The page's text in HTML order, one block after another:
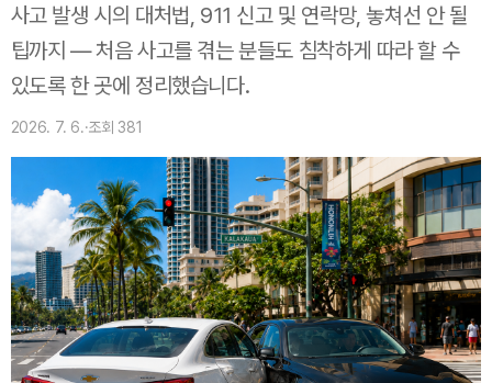
사고 발생 시의 대처법, 911 신고 및 연락망, 놓쳐선 안 될
팁까지 — 처음 사고를 겪는 분들도 침착하게 따라 할 수
있도록 한 곳에 정리했습니다.
2026. 7. 6.·조회 381